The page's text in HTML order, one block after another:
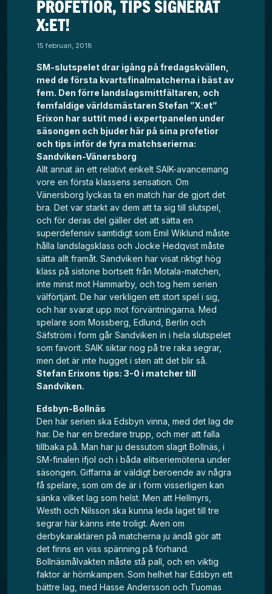
PROFETIOR, TIPS SIGNERAT
X:ET!
15 februari, 2018
SM-slutspelet drar igång på fredagskvällen,
med de första kvartsfinalmatcherna i bäst av
fem. Den förre landslagsmittfältaren, och
femfaldige världsmästaren Stefan ”X:et”
Erixon har suttit med i expertpanelen under
säsongen och bjuder här på sina profetior
och tips inför de fyra matchserierna:
Sandviken-Vänersborg
Allt annat än ett relativt enkelt SAIK-avancemang
vore en första klassens sensation. Om
Vänersborg lyckas ta en match har de gjort det
bra. Det var starkt av dem att ta sig till slutspel,
och för deras del gäller det att sätta en
superdefensiv samtidigt som Emil Wiklund måste
hålla landslagsklass och Jocke Hedqvist måste
sätta allt framåt. Sandviken har visat riktigt hög
klass på sistone bortsett från Motala-matchen,
inte minst mot Hammarby, och tog hem serien
välförtjänt. De har verkligen ett stort spel i sig,
och har svarat upp mot förväntningarna. Med
spelare som Mossberg, Edlund, Berlin och
Säfström i form går Sandviken in i hela slutspelet
som favorit. SAIK siktar nog på tre raka segrar,
men det är inte hugget i sten att det blir så.
Stefan Erixons tips: 3-0 i matcher till
Sandviken.
Edsbyn-Bollnäs
Den här serien ska Edsbyn vinna, med det lag de
har. De har en bredare trupp, och mer att falla
tillbaka på. Man har ju dessutom slagit Bollnäs, i
SM-finalen ifjol och i båda elitseriemötena under
säsongen. Giffarna är väldigt beroende av några
få spelare, som om de är i form visserligen kan
sänka vilket lag som helst. Men att Hellmyrs,
Westh och Nilsson ska kunna leda laget till tre
segrar här känns inte troligt. Även om
derbykaraktären på matcherna ju ändå gör att
det finns en viss spänning på förhand.
Bollnäsmålvakten måste stå pall, och en viktig
faktor är hörnkampen. Som helhet har Edsbyn ett
bättre lag, med Hasse Andersson och Tuomas